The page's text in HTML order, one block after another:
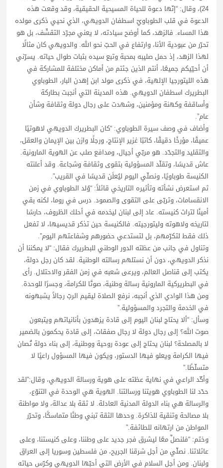
24)، وقال: “إنّها دعوة للحياة المسيحية الحقيقية، وقد وقعت هذه
الدعوة في قلب الطوباويّ اسطفان الدويهي، الذي نحيي ذكرى مولده
هذا المساء. فالزهد، كما أوضح سيادته، لا يعني مجرّد التقشّف، بل هو
تحرّر من عبودية الأنا، وارتفاع في الحبّ نحو الله. والدويهي كان مثالًا
لهذا الزهد، إذ حمل صليبه بمحبة وتبع سيده بثبات طوال حياته. يسرّني
أن أحيّيكم جميعًا، أنتم الذين جئتم من أماكن مختلفة للمشاركة في
هذه الليتورجيا الإلهية، في ذكرى مولد ابن إهدن البار، الطوباوي
البطريرك اسطفان الدويهي. هذه المدينة التي أنجبت بطاركة
وأساقفة وكهنة ومؤمنين، وشهدت على رجال دولة وثقافة وشأن
عام”.
وأضاف في وصف سيرة الطوباوي: “كان البطريرك الدويهي لاهوتيًا
عميقًا، مؤرخًا دقيقًا، كاتبًا غزير الإنتاج، ورجلًا وازن بين الإيمان والعقل،
والتقليد والتجدّد. هو مربّي أجيال، ومدافع صلب عن الهوية المارونية.
عاش قديسًا، وتقلّد المسؤولية بتقوى وثقافة وشجاعة. وقد أعلنته
الكنيسة طوباويًا، ونصلّي اليوم ليُعلَن قديسًا في القريب”.
ثم استعرض نشأته وتأثيره التاريخي قائلاً: “وُلد الطوباوي في زمن
الانقسامات، وتربّى على التقوى والصمود. درس في روما، لكنه بقي
أمينًا لتراث كنيسته. عاد إلى لبنان ليخدمه في أحلك الظروف، حارسًا
لتاريخه ولاهوته وليتورجيته. فالكنيسة حين تذكر قديسيها، لا تفعل
ذلك فقط لتكرّمهم، بل لتستدعي حضورهم وشفاعتهم اليوم”.
وتناول في جانب من عظته الدور الوطني للبطريرك فقال: “لا يمكننا أن
نذكر الدويهي، دون أن نستلهم رسالته الوطنية. لقد كان رجل دولة،
يكتب إلى قناصل العالم، ويرعى شعبه في زمن الفقر والاحتلال. رأى
في البطريركية المارونية رسالة وطنية، صوتًا للكرامة، وجسرًا للوحدة.
ومن هذا الوادي الذي أنجبه، نرفع الصلاة ليقيم الربّ رجالاً يشبهونه
في الخدمة والتجرد والمسؤولية.”
وسأل: “ألا يحتاج لبنان اليوم إلى قادة يزهدون بأنانياتهم ويتبعون
صوت الله؟ إلى رجال دولة لا رجال صفقات، إلى قادة يحكمون بالضمير
لا بالمصلحة؟ لبنان يحتاج إلى عودة روحية ووطنية، إلى بناء دولة تُصان
فيها الكرامة ويعلو فيها الدستور، ويكون فيها المسؤول راعيًا لا
متسلّطًا.”
وأكّد الراعي في نهاية عظته على هوية ورسالة الدويهي، وقال:”لقد
حدّد لنا الطوباوي هويتنا ورسالتنا. الهوية هي الوحدة في التنوّع،
والرسالة هي بناء الدولة المدنية العادلة. لا ثقة بلا عدالة، ولا مواطنة
بلا مصالحة وتنقية للذاكرة. وحدها الثقة تبني وطنًا متماسكًا، وتحرّر
المواطن من ارتهانه للطائفة.”
وختم: “فلنصلِّ معًا ليشرق فجر جديد على وطننا، وعلى كنيستنا، وعلى
عائلاتنا. نصلّي من أجل شرقنا الجريح، من فلسطين وسوريا إلى العراق
ولبنان. ومن أجل السلام في الأرض التي أحبّها الدويهي وكرّس حياته